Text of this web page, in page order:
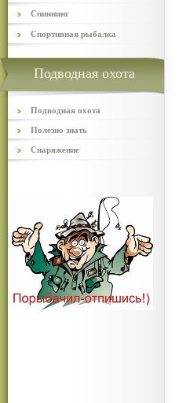
Спиннинг
Спортивная рыбалка
Подводная охота
Подводная охота
Полезно знать
Снаряжение